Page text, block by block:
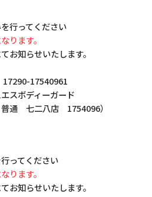
行ってください
ります。
お知らせいたします。
17540961
スボディーガード
普通 七二八店 1754096）
ってください
ります。
お知らせいたします。